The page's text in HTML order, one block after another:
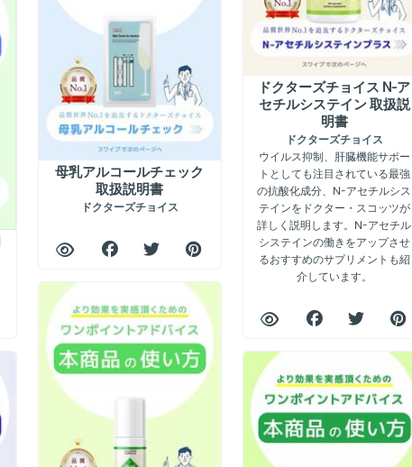
母乳アルコールチェック
取扱説明書
ドクターズチョイス
ドクターズチョイス N-ア
セチルシステイン 取扱説
明書
ドクターズチョイス
ウイルス抑制、肝臓機能サポー
トとしても注目されている最強
の抗酸化成分、N-アセチルシス
テインをドクター・スコッツが
詳しく説明します。N-アセチル
システインの働きをアップさせ
るおすすめのサプリメントも紹
介しています。